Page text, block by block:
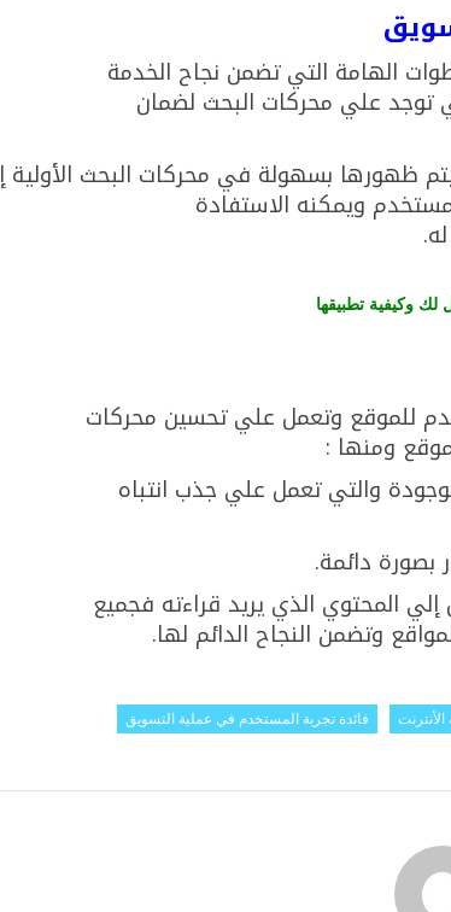
الهامة التي تضمن نجاح الخدمة
توجد علي محركات البحث لضمان
ظهورها بسهولة في محركات البحث الأولية
ويمكنه الاستفادة
لك وكيفية تطبيقها
للموقع وتعمل علي تحسين محركات
ومنها :
والتي تعمل علي جذب انتباه
بصورة دائمة.
إلي المحتوي الذي يريد قراءته فجميع
وتضمن النجاح الدائم لها.
فائدة تجربة المستخدم في عملية التسويق